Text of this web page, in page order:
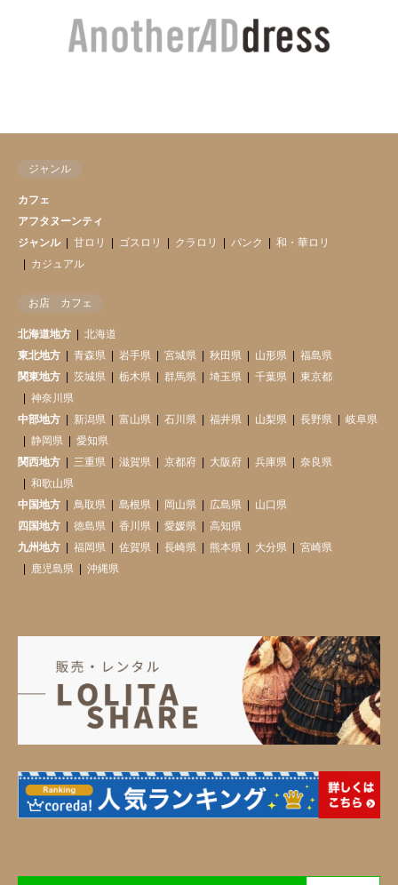
ジャンル
カフェ
アフタヌーンティ
ジャンル
甘ロリ ゴスロリ クラロリ パンク
和・華ロリ
カジュアル
お店 カフェ
北海道地方
北海道
東北地方
青森県 岩手県 宮城県 秋田県 山形県
福島県
関東地方
茨城県 栃木県 群馬県 埼玉県 千葉県
東京都
神奈川県
中部地方
新潟県 富山県 石川県 福井県 山梨県 長野県
岐阜県
静岡県
愛知県
関西地方
三重県 滋賀県 京都府 大阪府 兵庫県
奈良県
和歌山県
中国地方
鳥取県 島根県 岡山県 広島県
山口県
四国地方
徳島県 香川県 愛媛県
高知県
九州地方
福岡県 佐賀県 長崎県 熊本県 大分県
宮崎県
鹿児島県
沖縄県